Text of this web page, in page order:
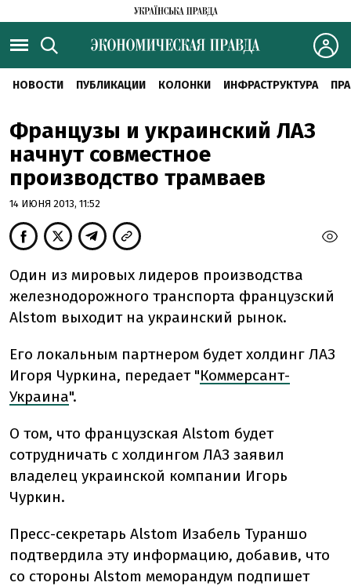
НОВОСТИ ПУБЛИКАЦИИ КОЛОНКИ ИНФРАСТРУКТУРА
Французы и украинский ЛАЗ
начнут совместное
производство трамваев
14 ИЮНЯ 2013, 11:52
Один из мировых лидеров производства
железнодорожного транспорта французский
Alstom выходит на украинский рынок.
Его локальным партнером будет холдинг ЛАЗ
Игоря Чуркина, передает "Коммерсант-
Украина".
О том, что французская Alstom будет
сотрудничать с холдингом ЛАЗ заявил
владелец украинской компании Игорь
Чуркин.
Пресс-секретарь Alstom Изабель Тураншо
подтвердила эту информацию, добавив, что
со стороны Alstom меморандум подпишет